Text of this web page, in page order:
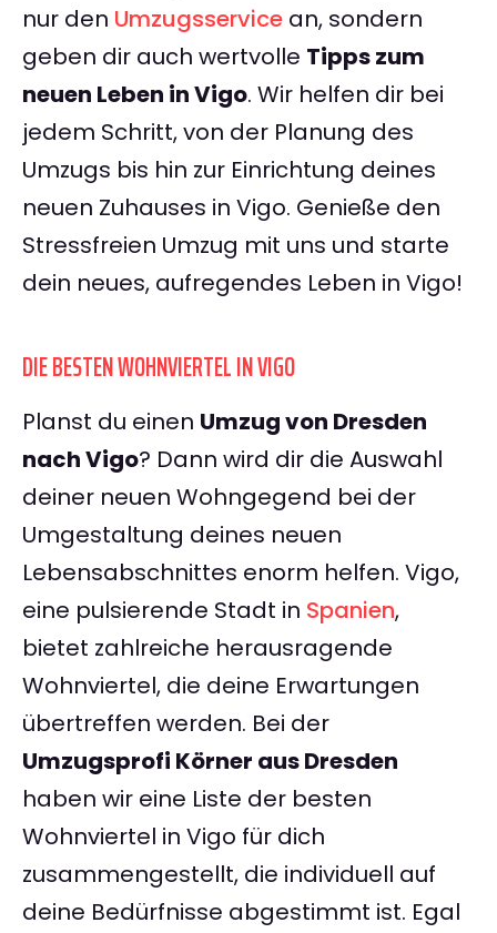
nur den Umzugsservice an, sondern
geben dir auch wertvolle Tipps zum
neuen Leben in Vigo. Wir helfen dir bei
jedem Schritt, von der Planung des
Umzugs bis hin zur Einrichtung deines
neuen Zuhauses in Vigo. Genieße den
Stressfreien Umzug mit uns und starte
dein neues, aufregendes Leben in Vigo!
DIE BESTEN WOHNVIERTEL IN VIGO
Planst du einen Umzug von Dresden
nach Vigo? Dann wird dir die Auswahl
deiner neuen Wohngegend bei der
Umgestaltung deines neuen
Lebensabschnittes enorm helfen. Vigo,
eine pulsierende Stadt in Spanien,
bietet zahlreiche herausragende
Wohnviertel, die deine Erwartungen
übertreffen werden. Bei der
Umzugsprofi Körner aus Dresden
haben wir eine Liste der besten
Wohnviertel in Vigo für dich
zusammengestellt, die individuell auf
deine Bedürfnisse abgestimmt ist. Egal